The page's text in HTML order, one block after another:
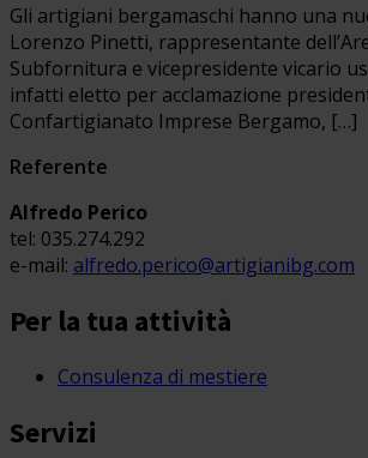
Gli artigiani bergamaschi hanno una
Lorenzo Pinetti, rappresentante
Subfornitura e vicepresidente vicario
infatti eletto per acclamazione
Confartigianato Imprese Bergamo, […]
Referente
Alfredo Perico
tel: 035.274.292
e-mail: alfredo.perico@artigianibg.com
Per la tua attività
Consulenza di mestiere
Servizi